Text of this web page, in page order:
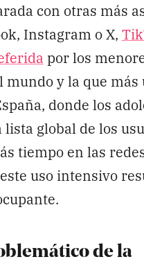
con otras más
Instagram o X,
por los
mundo y la que
donde los
lista global de los
tiempo en las
uso intensivo
de la